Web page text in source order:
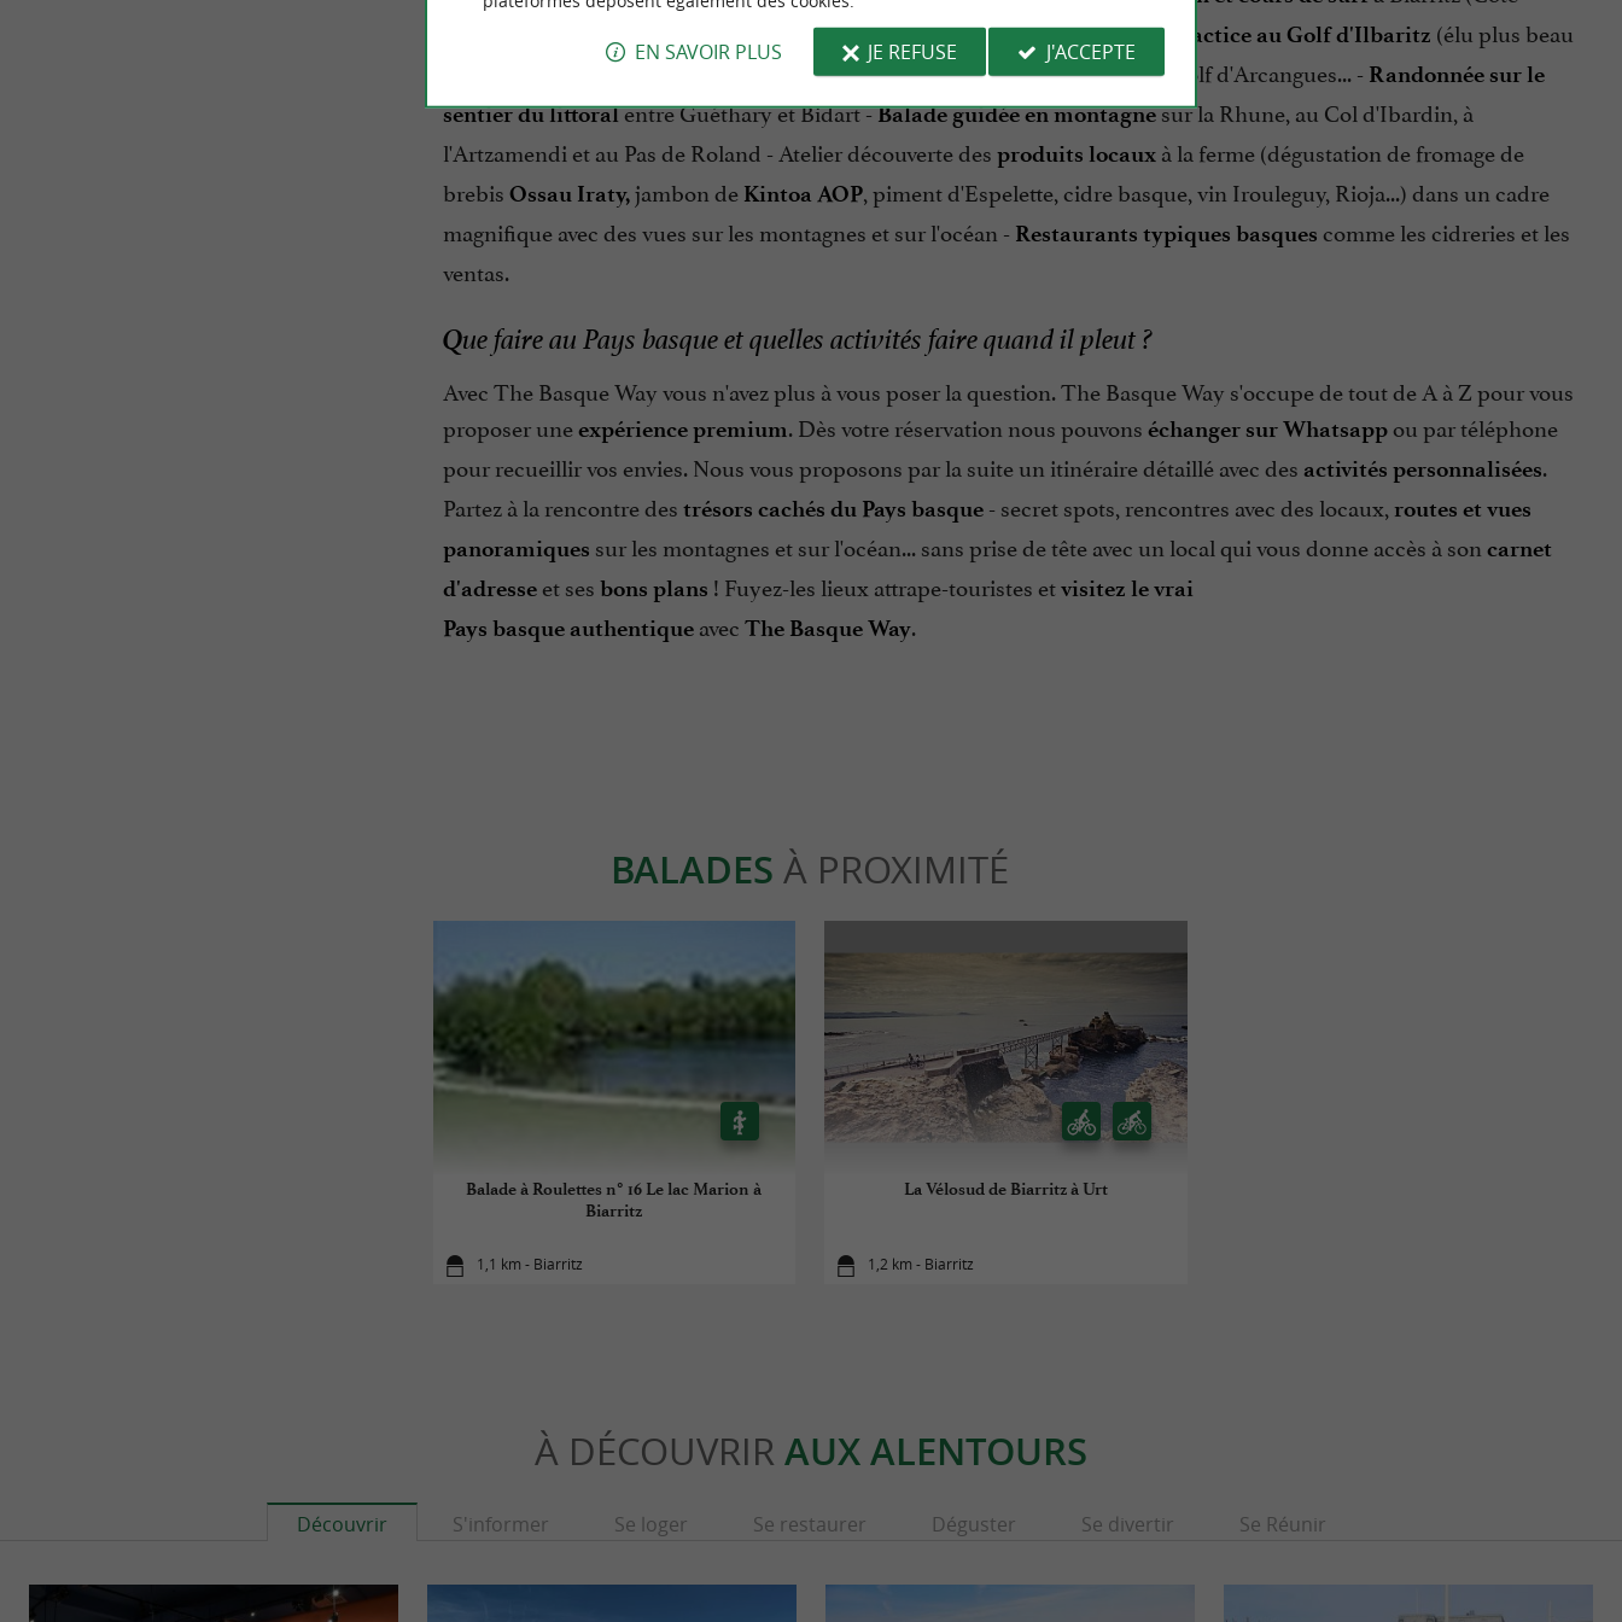
des basque, Milady et Grande Plage), Anglet, Bidart, Guéthary et Hendaye,
practice au Golfd'Ilbaritz (élu plus beau
golf d'Europe), au Golf d'Anglet, au Golf du Phare, au Golf de Seignosse, au Golf d'Arcangues... - Randonnée sur le
sentier du littoralentre Guéthary et Bidart -Balade guidée en montagnesur la Rhune, au Col d'Ibardin, à
l'Artzamendi et au Pas de Roland - Atelier découvertedes produits locauxà la ferme (dégustation de fromage de
brebis Ossau Iraty,jambon de Kintoa AOP, piment d'Espelette, cidre basque, vin Irouleguy, Rioja...) dans un cadre
magnifique avec des vues sur les montagnes et sur l'océan - Restaurants typiques basques comme les cidreries et les
ventas.
Que faire au Pays basque et quelles activités faire quand il pleut ?
Avec The Basque Way vous n'avez plus à vous poser la question. The Basque Way s'occupe de tout de A à Z pour vous
proposer uneexpérience premium. Dès votre réservation nous pouvons échanger sur Whatsappou par téléphone
pour recueillir vos envies. Nous vous proposons par la suite un itinéraire détaillé avec des activités personnalisées.
Partez à la rencontre des trésors cachés du Pays basque- secret spots, rencontres avec des locaux, routes et vues
panoramiques sur les montagnes et sur l'océan... sans prise de tête avec un local qui vous donne accès à son carnet
d'adresseet ses bons plans ! Fuyez-les lieux attrape-touristes etvisitez le vrai
Pays basque authentiqueavec The Basque Way.
BALADES À PROXIMITÉ
Balade à Roulettes n° 16 Le lac Marion à
Biarritz
1,1 km - Biarritz
La Vélosud de Biarritz à Urt
1,2 km - Biarritz
À DÉCOUVRIR AUX ALENTOURS
Découvrir S'informer Se loger Se restaurer Déguster Se divertir Se Réunir
EN SAVOIR PLUS JE REFUSE J'ACCEPTE